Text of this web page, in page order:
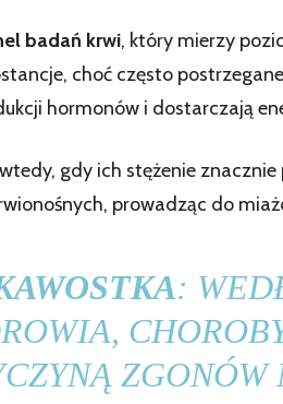
badań krwi, który mierzy
choć często
hormonów i dostarczają
gdy ich stężenie
prowadząc do
: